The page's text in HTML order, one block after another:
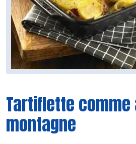
Tartiflette comme
montagne